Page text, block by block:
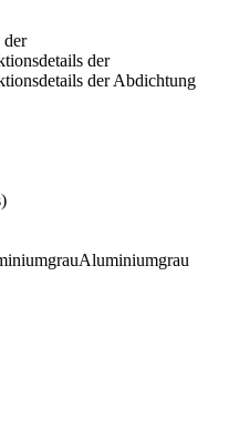
der
der
der Abdichtung
Aluminiumgrau